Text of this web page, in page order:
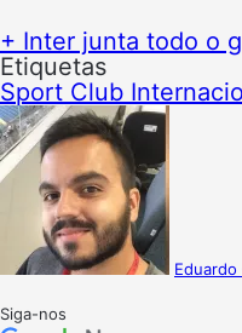
+ Inter junta todo o
Etiquetas
Sport Club
Eduardo
Siga-nos